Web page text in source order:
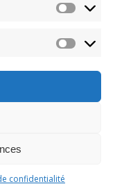
confidentialité